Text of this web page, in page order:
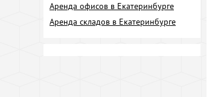
Аренда офисов в Екатеринбурге
Аренда складов в Екатеринбурге